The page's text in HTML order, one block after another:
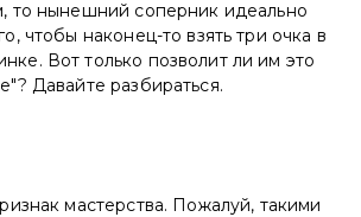
то нынешний соперник идеально
чтобы наконец-то взять три очка в
Вот только позволит ли им это
Давайте разбираться.
мастерства. Пожалуй, такими